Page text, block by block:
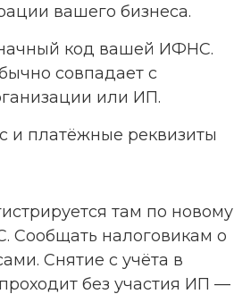
вашего бизнеса.
код вашей ИФНС.
совпадает с
или ИП.
и платёжные реквизиты
там по новому
Сообщать налоговикам о
Снятие с учёта в
без участия ИП —